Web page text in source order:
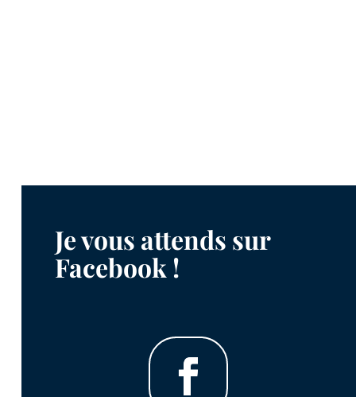
Je vous attends sur
Facebook !